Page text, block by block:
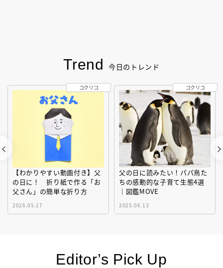
Trend 今日のトレンド
【わかりやすい動画付き】父
の日に！ 折り紙で作る「お
父さん」の簡単な折り方
2026.05.17
コクリコ
父の日に読みたい！パパ鳥た
ちの感動的な子育て生態4選
｜図鑑MOVE
2025.06.13
コクリコ
Editor’s Pick Up